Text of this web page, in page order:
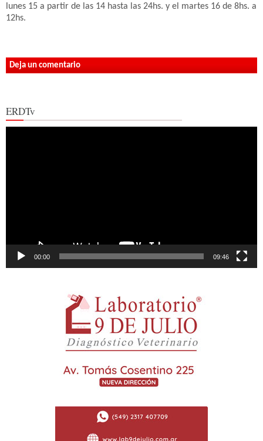
lunes 15 a partir de las 14 hasta las 24hs. y el martes 16 de 8hs. a
12hs.
Deja un comentario
ERDTv
00:00 09:46